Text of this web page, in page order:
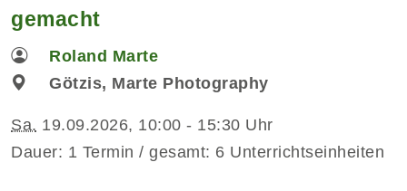
gemacht
Roland Marte
Götzis, Marte Photography
Sa. 19.09.2026, 10:00 - 15:30 Uhr
Dauer: 1 Termin / gesamt: 6 Unterrichtseinheiten